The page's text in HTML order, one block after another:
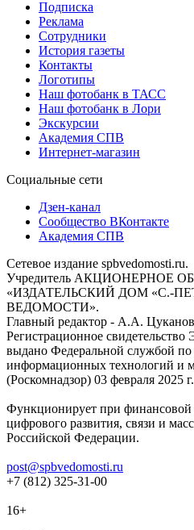
Подписка
Реклама
Сотрудники
История газеты
Контакты
Логотипы
Наш фотобанк в ТАСС
Наш фотобанк в Лори
Экскурсии
Академия СПВ
Интернет-магазин
Социальные сети
Дзен-канал
Сообщество ВКонтакте
Академия СПВ
Сетевое издание spbvedomosti.ru.
Учредитель АКЦИОНЕРНОЕ
«ИЗДАТЕЛЬСКИЙ ДОМ «С.-
ВЕДОМОСТИ».
Главный редактор - А.А.
Регистрационное
выдано Федеральной службой по
информационных технологий и
(Роскомнадзор) 03 февраля 2025 г.
Функционирует при финансовой
цифрового развития, связи и
Российской Федерации.
post@spbvedomosti.ru
+7 (812) 325-31-00
16+